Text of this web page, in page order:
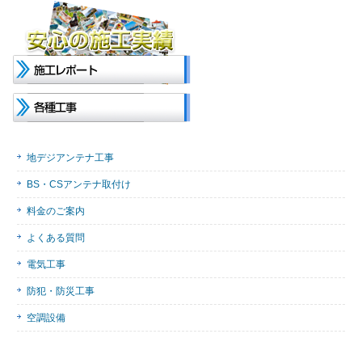
地デジアンテナ工事
BS・CSアンテナ取付け
料金のご案内
よくある質問
電気工事
防犯・防災工事
空調設備